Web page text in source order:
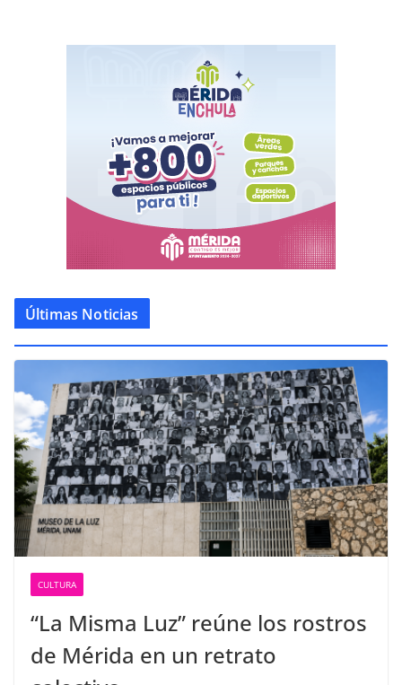
Últimas Noticias
CULTURA
“La Misma Luz” reúne los rostros
de Mérida en un retrato